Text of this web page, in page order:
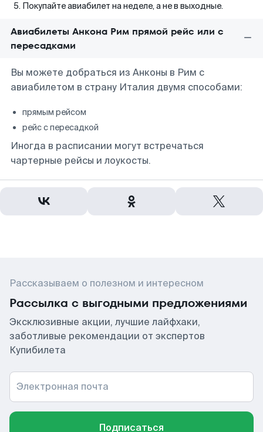
Покупайте авиабилет на неделе, а не в выходные.
Авиабилеты Анкона Рим прямой рейс или с
пересадками
Вы можете добраться из Анконы в Рим с
авиабилетом в страну Италия двумя способами:
прямым рейсом
рейс с пересадкой
Иногда в расписании могут встречаться
чартерные рейсы и лоукосты.
Рассказываем о полезном и интересном
Рассылка с выгодными предложениями
Эксклюзивные акции, лучшие лайфхаки,
заботливые рекомендации от экспертов
Купибилета
Электронная почта
Подписаться